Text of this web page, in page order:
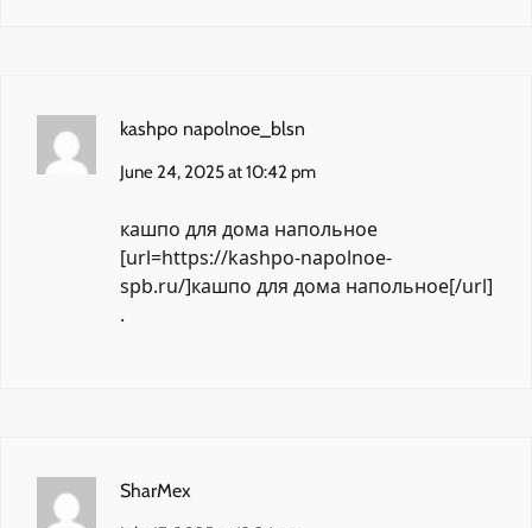
kashpo napolnoe_blsn
June 24, 2025 at 10:42 pm
кашпо для дома напольное
[url=https://kashpo-napolnoe-
spb.ru/]кашпо для дома напольное[/url]
.
SharMex